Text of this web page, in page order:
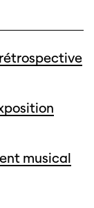
musical